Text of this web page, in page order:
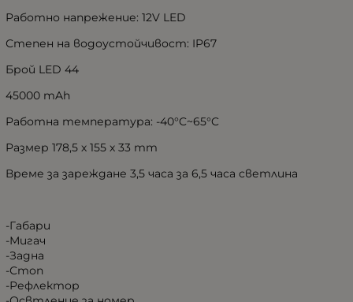
Работно напрежение: 12V LED
Степен на водоустойчивост: IP67
Брой LED 44
45000 mAh
Работна температура: -40°C~65°C
Размер 178,5 х 155 х 33 mm
Време за зареждане 3,5 часа за 6,5 часа светлина
-Габари
-Мигач
-Задна
-Стоп
-Рефлектор